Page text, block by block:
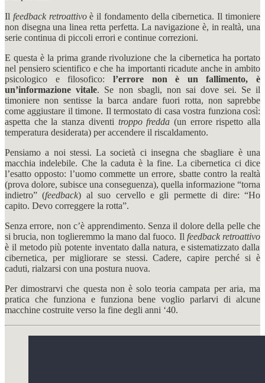
Il feedback retroattivoè il fondamento della cibernetica. Il timoniere
non disegna una linea retta perfetta. La navigazione è, in realtà, una
serie continua di piccoli errori e continue correzioni.
E questa è la prima grande rivoluzione che la cibernetica ha portato
nel pensiero scientifico e che ha importanti ricadute anche in ambito
psicologico e filosofico: l’errore non è un fallimento, è
un’informazione vitale. Se non sbagli, non sai dove sei. Se il
timoniere non sentisse la barca andare fuori rotta, non saprebbe
come aggiustare il timone. Il termostato di casa vostra funziona così:
aspetta che la stanza diventi troppo fredda (un errore rispetto alla
temperatura desiderata) per accendere il riscaldamento.
Pensiamo a noi stessi. La società ci insegna che sbagliare è una
macchia indelebile. Che la caduta è la fine. La cibernetica ci dice
l’esatto opposto: l’uomo commette un errore, sbatte contro la realtà
(prova dolore, subisce una conseguenza), quella informazione “torna
indietro” (feedback) al suo cervello e gli permette di dire: “Ho
capito. Devo correggere la rotta”.
Senza errore, non c’è apprendimento. Senza il dolore della pelle che
si brucia, non toglieremmo la mano dal fuoco. Il feedback retroattivo
è il metodo più potente inventato dalla natura, e sistematizzato dalla
cibernetica, per migliorare se stessi. Cadere, capire perché si è
caduti, rialzarsi con una postura nuova.
Per dimostrarvi che questa non è solo teoria campata per aria, ma
pratica che funziona e funziona bene voglio parlarvi di alcune
macchine costruite verso la fine degli anni ‘40.